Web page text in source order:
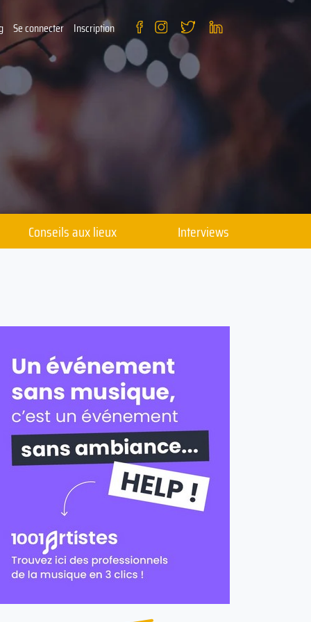
Se connecter Inscription
Conseils aux lieux Interviews